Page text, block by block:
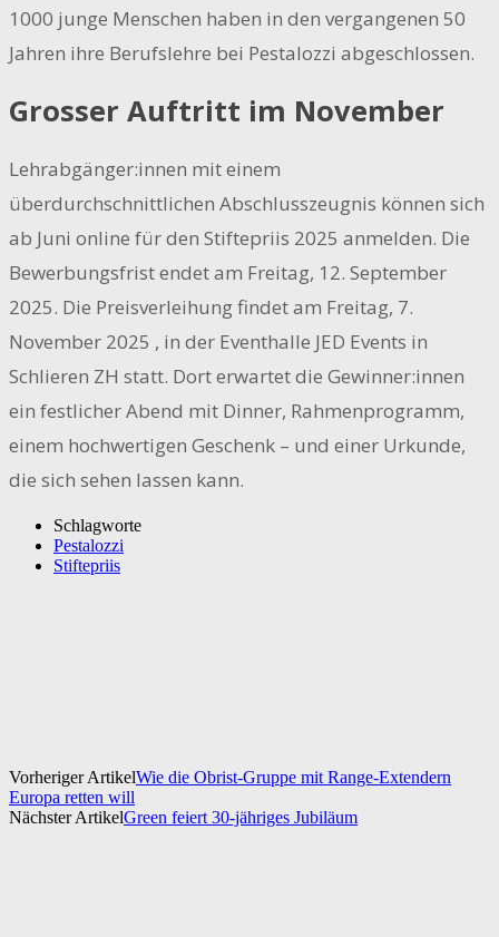
1000 junge Menschen haben in den vergangenen 50
Jahren ihre Berufslehre bei Pestalozzi abgeschlossen.
Grosser Auftritt im November
Lehrabgänger:innen mit einem
überdurchschnittlichen Abschlusszeugnis können sich
ab Juni online für den Stiftepriis 2025 anmelden. Die
Bewerbungsfrist endet am Freitag, 12. September
2025. Die Preisverleihung findet am Freitag, 7.
November 2025 , in der Eventhalle JED Events in
Schlieren ZH statt. Dort erwartet die Gewinner:innen
ein festlicher Abend mit Dinner, Rahmenprogramm,
einem hochwertigen Geschenk – und einer Urkunde,
die sich sehen lassen kann.
Schlagworte
Pestalozzi
Stiftepriis
Vorheriger ArtikelWie die Obrist-Gruppe mit Range-Extendern
Europa retten will
Nächster ArtikelGreen feiert 30-jähriges Jubiläum